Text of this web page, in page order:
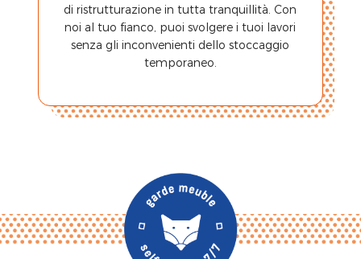
di ristrutturazione in tutta tranquillità. Con
noi al tuo fianco, puoi svolgere i tuoi lavori
senza gli inconvenienti dello stoccaggio
temporaneo.